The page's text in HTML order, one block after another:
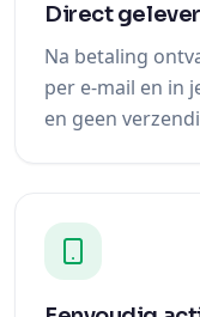
Direct
Na betaling
per e-mail en in
en geen